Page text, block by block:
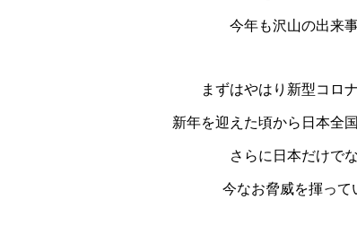
今年も沢山の出来
まずはやはり 新型コロ
新年を迎えた頃から日本全
さらに日本だけで
今なお脅威を揮って